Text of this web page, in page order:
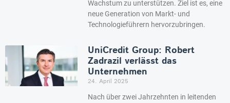
Wachstum zu unterstützen. Ziel ist es, eine
neue Generation von Markt- und
Technologieführern hervorzubringen.
UniCredit Group: Robert
Zadrazil verlässt das
Unternehmen
24. April 2025
Nach über zwei Jahrzehnten in leitenden